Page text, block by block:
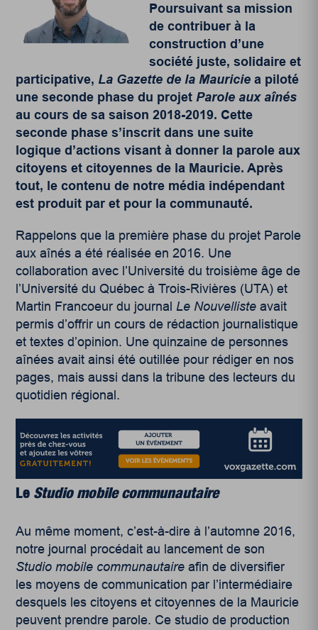
Poursuivant sa mission
de contribuer à la
construction d’une
société juste, solidaire et
participative, La Gazette de la Mauricie a piloté
une seconde phase du projet Parole aux aînés
au cours de sa saison 2018-2019. Cette
seconde phase s’inscrit dans une suite
logique d’actions visant à donner la parole aux
citoyens et citoyennes de la Mauricie. Après
tout, le contenu de notre média indépendant
est produit par et pour la communauté.
Rappelons que la première phase du projet Parole
aux aînés a été réalisée en 2016. Une
collaboration avec l’Université du troisième âge de
l’Université du Québec à Trois-Rivières (UTA) et
Martin Francoeur du journal Le Nouvelliste avait
permis d’offrir un cours de rédaction journalistique
et textes d’opinion. Une quinzaine de personnes
aînées avait ainsi été outillée pour rédiger en nos
pages, mais aussi dans la tribune des lecteurs du
quotidien régional.
Le Studio mobile communautaire
Au même moment, c’est-à-dire à l’automne 2016,
notre journal procédait au lancement de son
Studio mobile communautaire afin de diversifier
les moyens de communication par l’intermédiaire
desquels les citoyens et citoyennes de la Mauricie
peuvent prendre parole. Ce studio de production